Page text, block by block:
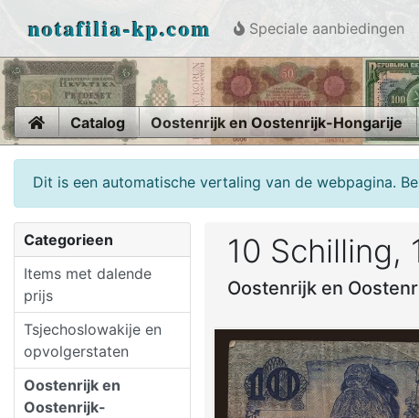
notafilia-kp.com Speciale aanbiedingen
HomeCatalog Oostenrijk en Oostenrijk-Hongarije
Dit is een automatische vertaling van de webpagina.
Categorieen
Items met dalende
prijs
Tsjechoslowakije en
opvolgerstaten
Oostenrijk en
Oostenrijk-
10 Schilling,
Oostenrijk en